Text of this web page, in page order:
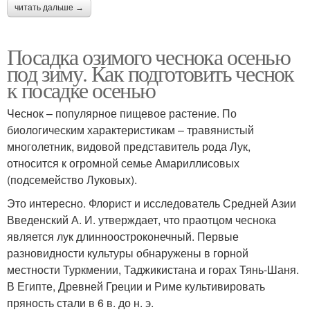
читать дальше →
Посадка озимого чеснока осенью
под зиму. Как подготовить чеснок
к посадке осенью
Чеснок – популярное пищевое растение. По
биологическим характеристикам – травянистый
многолетник, видовой представитель рода Лук,
относится к огромной семье Амариллисовых
(подсемейство Луковых).
Это интересно. Флорист и исследователь Средней Азии
Введенский А. И. утверждает, что праотцом чеснока
является лук длинноостроконечный. Первые
разновидности культуры обнаружены в горной
местности Туркмении, Таджикистана и горах Тянь-Шаня.
В Египте, Древней Греции и Риме культивировать
пряность стали в 6 в. до н. э.